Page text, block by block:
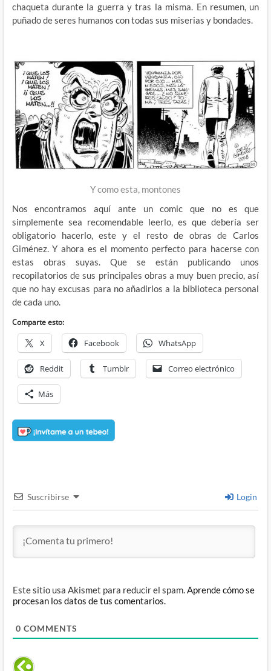
chaqueta durante la guerra y tras la misma. En resumen, un
puñado de seres humanos con todas sus miserias y bondades.
Y como esta, montones
Nos encontramos aquí ante un comic que no es que
simplemente sea recomendable leerlo, es que debería ser
obligatorio hacerlo, este y el resto de obras de Carlos
Giménez. Y ahora es el momento perfecto para hacerse con
estas obras suyas. Que se están publicando unos
recopilatorios de sus principales obras a muy buen precio, así
que no hay excusas para no añadirlos a la biblioteca personal
de cada uno.
Comparte esto:
X Facebook WhatsApp
Reddit Tumblr Correo electrónico
Más
Suscribirse Login
Este sitio usa Akismet para reducir el spam.Aprende cómo se
procesan los datos de tus comentarios.
0 COMMENTS